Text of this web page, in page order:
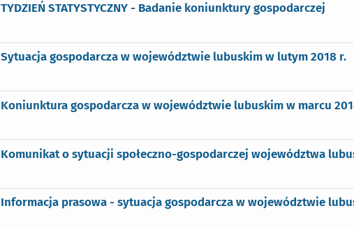
TYDZIEŃ STATYSTYCZNY - Badanie koniunktury gospodarczej
Sytuacja gospodarcza w województwie lubuskim w lutym 2018 r.
Koniunktura gospodarcza w województwie lubuskim w marcu
Komunikat o sytuacji społeczno-gospodarczej województwa
Informacja prasowa - sytuacja gospodarcza w województwie